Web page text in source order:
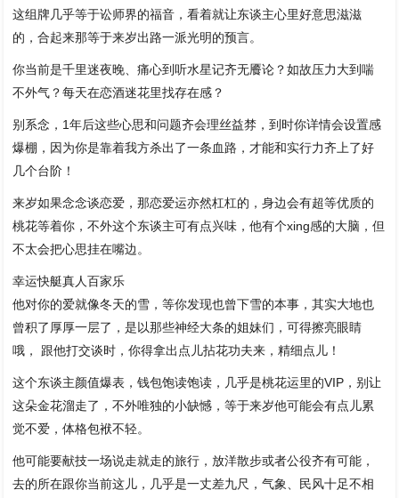
这组牌几乎等于讼师界的福音，看着就让东谈主心里好意思滋滋
的，合起来那等于来岁出路一派光明的预言。
你当前是千里迷夜晚、痛心到听水星记齐无餍论？如故压力大到喘
不外气？每天在恋酒迷花里找存在感？
别系念，1年后这些心思和问题齐会理丝益棼，到时你详情会设置感
爆棚，因为你是靠着我方杀出了一条血路，才能和实行力齐上了好
几个台阶！
来岁如果念念谈恋爱，那恋爱运亦然杠杠的，身边会有超等优质的
桃花等着你，不外这个东谈主可有点兴味，他有个xing感的大脑，但
不太会把心思挂在嘴边。
幸运快艇真人百家乐
他对你的爱就像冬天的雪，等你发现也曾下雪的本事，其实大地也
曾积了厚厚一层了，是以那些神经大条的姐妹们，可得擦亮眼睛
哦， 跟他打交谈时，你得拿出点儿拈花功夫来，精细点儿！
这个东谈主颜值爆表，钱包饱读饱读，几乎是桃花运里的VIP，别让
这朵金花溜走了，不外唯独的小缺憾，等于来岁他可能会有点儿累
觉不爱，体格包袱不轻。
他可能要献技一场说走就走的旅行，放洋散步或者公役齐有可能，
去的所在跟你当前这儿，几乎是一丈差九尺，气象、民风十足不相